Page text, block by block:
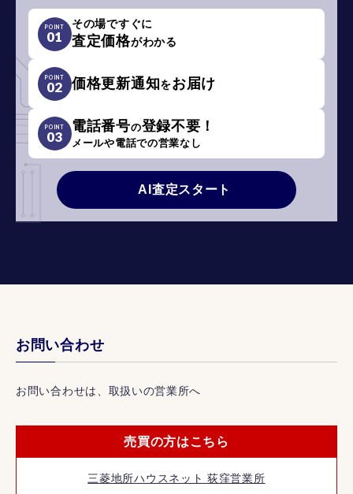
POINT
01
その場ですぐに
査定価格がわかる
POINT
02 価格更新通知をお届け
POINT
03
電話番号の登録不要！
メールや電話での営業なし
AI査定スタート
お問い合わせ
お問い合わせは、取扱いの営業所へ
売買の方はこちら
三菱地所ハウスネット 荻窪営業所